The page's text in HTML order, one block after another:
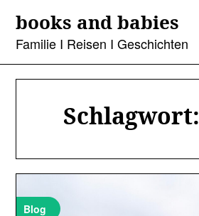
content
books and babies
Familie I Reisen I Geschichten
Schlagwort:
Blog